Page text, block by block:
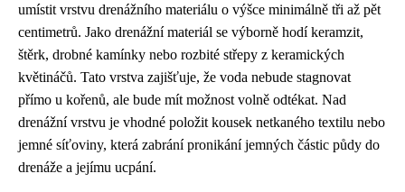
umístit vrstvu drenážního materiálu o výšce minimálně tři až pět
centimetrů. Jako drenážní materiál se výborně hodí keramzit,
štěrk, drobné kamínky nebo rozbité střepy z keramických
květináčů. Tato vrstva zajišťuje, že voda nebude stagnovat
přímo u kořenů, ale bude mít možnost volně odtékat. Nad
drenážní vrstvu je vhodné položit kousek netkaného textilu nebo
jemné síťoviny, která zabrání pronikání jemných částic půdy do
drenáže a jejímu ucpání.